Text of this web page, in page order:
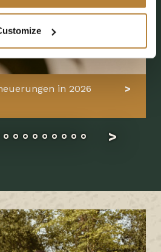
in 2026